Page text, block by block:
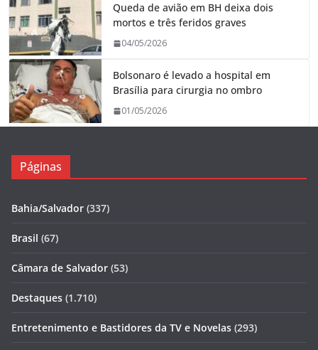
Queda de avião em BH deixa dois
mortos e três feridos graves
04/05/2026
Bolsonaro é levado a hospital em
Brasília para cirurgia no ombro
01/05/2026
Páginas
Bahia/Salvador (337)
Brasil (67)
Câmara de Salvador (53)
Destaques (1.710)
Entretenimento e Bastidores da TV e Novelas (293)